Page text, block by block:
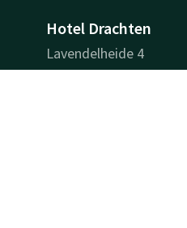
Hotel Drachten
Lavendelheide 4
9202PD